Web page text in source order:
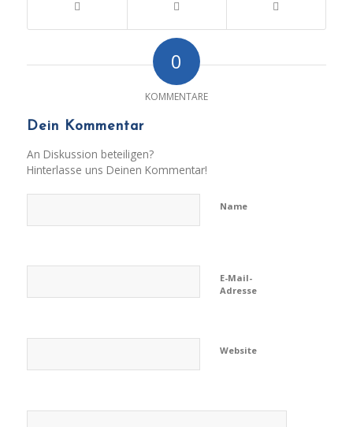
0
KOMMENTARE
Dein Kommentar
An Diskussion beteiligen?
Hinterlasse uns Deinen Kommentar!
Name
E-Mail-
Adresse
Website